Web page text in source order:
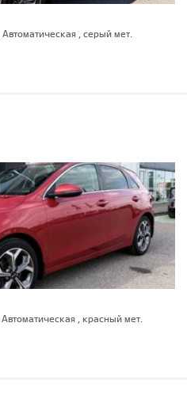
, серый мет.
, красный мет.